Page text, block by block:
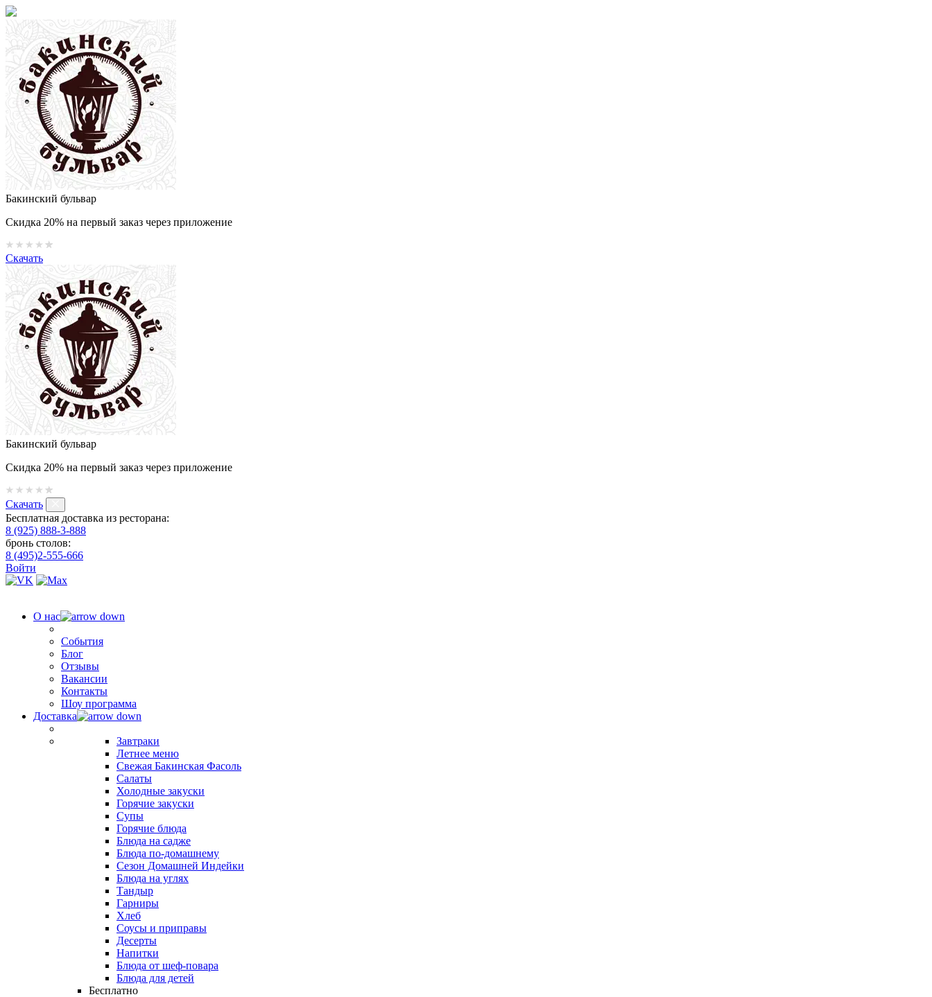
Бакинский бульвар
Скидка 20% на первый заказ через приложение
Скачать
Бакинский бульвар
Скидка 20% на первый заказ через приложение
Скачать
Бесплатная доставка из ресторана:
8 (925) 888-3-888
бронь столов:
8 (495)2-555-666
Войти
О нас
События
Блог
Отзывы
Вакансии
Контакты
Шоу программа
Доставка
Завтраки
Летнее меню
Свежая Бакинская Фасоль
Салаты
Холодные закуски
Горячие закуски
Супы
Горячие блюда
Блюда на садже
Блюда по-домашнему
Сезон Домашней Индейки
Блюда на углях
Тандыр
Гарниры
Хлеб
Соусы и приправы
Десерты
Напитки
Блюда от шеф-повара
Блюда для детей
Бесплатно